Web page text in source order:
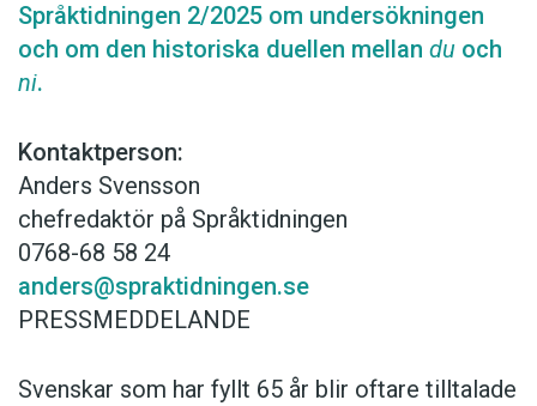
Språktidningen 2/2025 om undersökningen
och om den historiska duellen mellan du och
ni.
Kontaktperson:
Anders Svensson
chefredaktör på Språktidningen
0768-68 58 24
anders@spraktidningen.se
PRESSMEDDELANDE
Svenskar som har fyllt 65 år blir oftare tilltalade